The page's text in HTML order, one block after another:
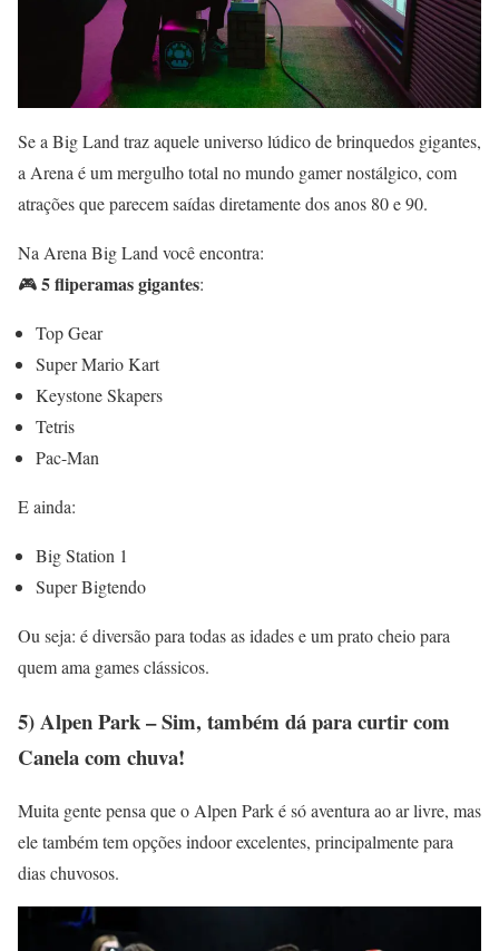
Se a Big Land traz aquele universo lúdico de brinquedos gigantes,
a Arena é um mergulho total no mundo gamer nostálgico, com
atrações que parecem saídas diretamente dos anos 80 e 90.
Na Arena Big Land você encontra:
🎮5 fliperamas gigantes:
Top Gear
Super Mario Kart
Keystone Skapers
Tetris
Pac-Man
E ainda:
Big Station 1
Super Bigtendo
Ou seja: é diversão para todas as idades e um prato cheio para
quem ama games clássicos.
5) Alpen Park – Sim, também dá para curtir com
Canela com chuva!
Muita gente pensa que o Alpen Park é só aventura ao ar livre, mas
ele também tem opções indoor excelentes, principalmente para
dias chuvosos.